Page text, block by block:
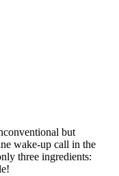
but
wake-up call in the
three ingredients: